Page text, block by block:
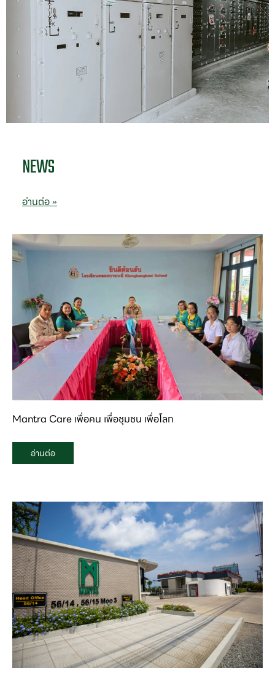
NEWS
อ่านต่อ »
Mantra Care เพื่อคน เพื่อชุมชน เพื่อโลก
อ่านต่อ